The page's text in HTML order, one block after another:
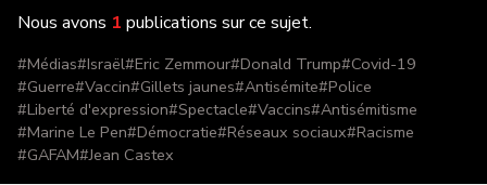
Nous avons 1 publications sur ce sujet.
#Médias#Israël#Eric Zemmour#Donald Trump#Covid-19
#Guerre#Vaccin#Gillets jaunes#Antisémite#Police
#Liberté d'expression#Spectacle#Vaccins#Antisémitisme
#Marine Le Pen#Démocratie#Réseaux sociaux#Racisme
#GAFAM#Jean Castex